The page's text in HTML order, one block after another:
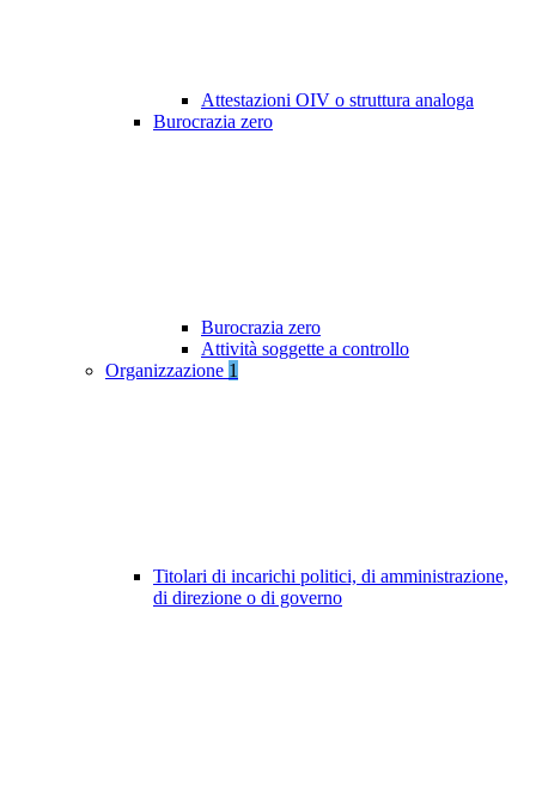
Attestazioni OIV o struttura analoga
Burocrazia zero
Burocrazia zero
Attività soggette a controllo
Organizzazione 1
Titolari di incarichi politici, di amministrazione,
di direzione o di governo